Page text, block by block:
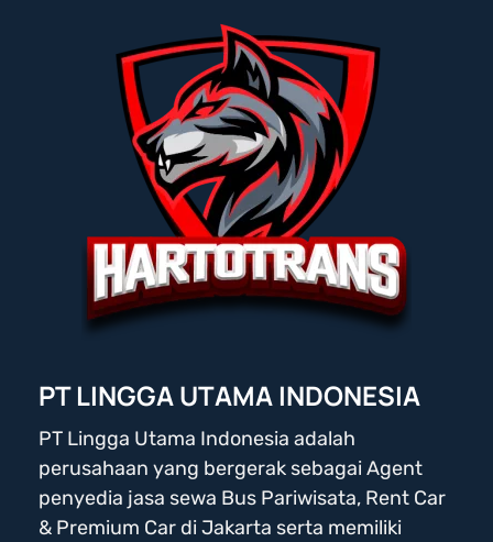
PT LINGGA UTAMA INDONESIA
PT Lingga Utama Indonesia adalah
perusahaan yang bergerak sebagai Agent
penyedia jasa sewa Bus Pariwisata, Rent Car
& Premium Car di Jakarta serta memiliki